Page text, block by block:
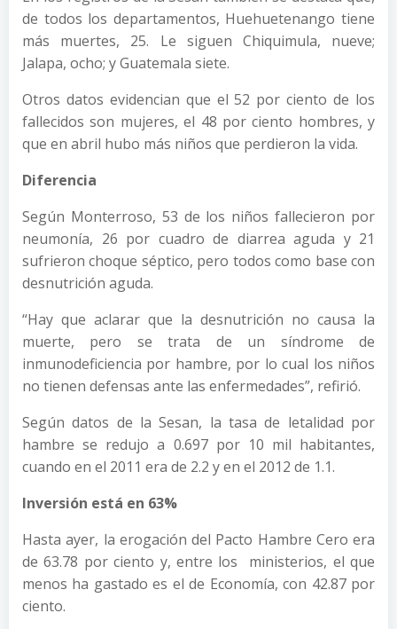
de todos los departamentos, Huehuetenango tiene
más muertes, 25. Le siguen Chiquimula, nueve;
Jalapa, ocho; y Guatemala siete.
Otros datos evidencian que el 52 por ciento de los
fallecidos son mujeres, el 48 por ciento hombres, y
que en abril hubo más niños que perdieron la vida.
Diferencia
Según Monterroso, 53 de los niños fallecieron por
neumonía, 26 por cuadro de diarrea aguda y 21
sufrieron choque séptico, pero todos como base con
desnutrición aguda.
“Hay que aclarar que la desnutrición no causa la
muerte, pero se trata de un síndrome de
inmunodeficiencia por hambre, por lo cual los niños
no tienen defensas ante las enfermedades”, refirió.
Según datos de la Sesan, la tasa de letalidad por
hambre se redujo a 0.697 por 10 mil habitantes,
cuando en el 2011 era de 2.2 y en el 2012 de 1.1.
Inversión está en 63%
Hasta ayer, la erogación del Pacto Hambre Cero era
de 63.78 por ciento y, entre los ministerios, el que
menos ha gastado es el de Economía, con 42.87 por
ciento.